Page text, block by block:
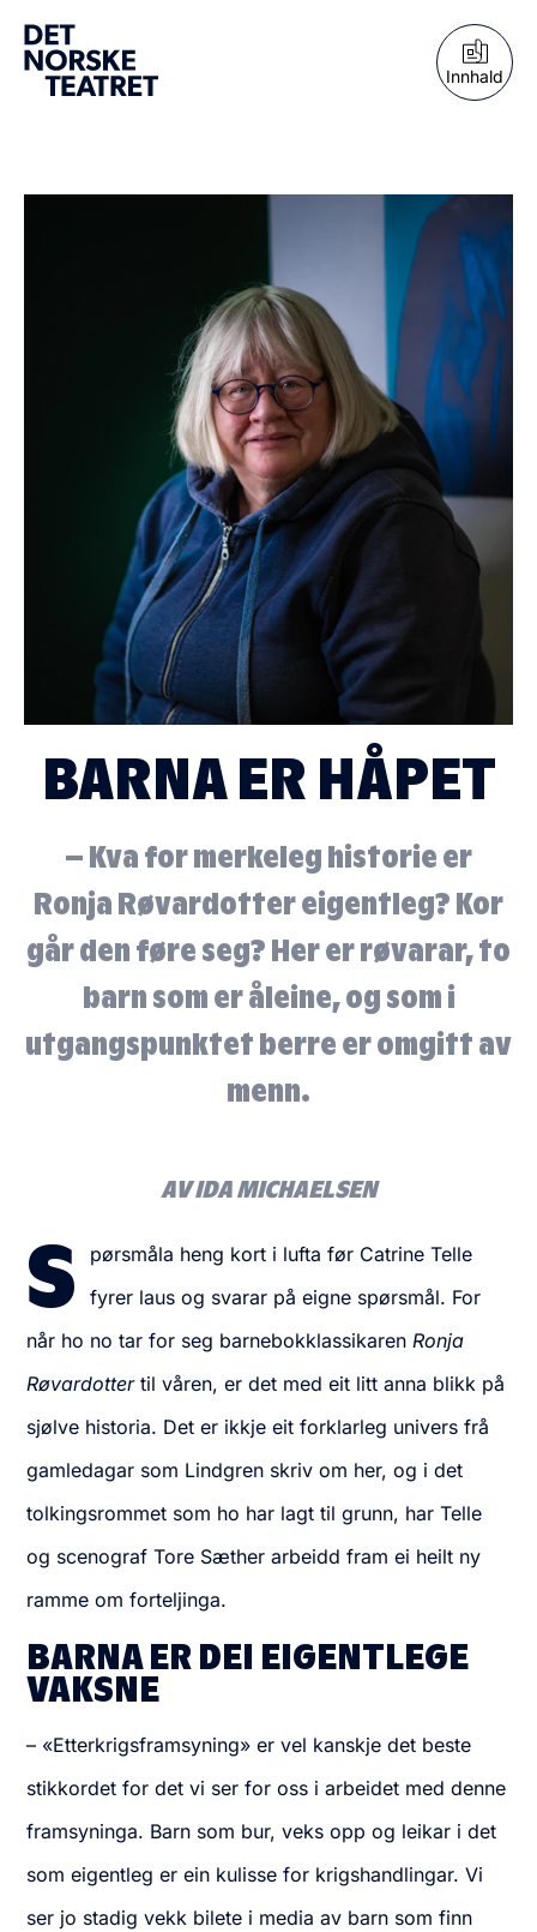
Innhald
BARNA ER HÅPET
– Kva for merkeleg historie er
Ronja Røvardotter eigentleg? Kor
går den føre seg? Her er røvarar, to
barn som er åleine, og som i
utgangspunktet berre er omgitt av
menn.
AV IDA MICHAELSEN
S
pørsmåla heng kort i lufta før Catrine Telle
fyrer laus og svarar på eigne spørsmål. For
når ho no tar for seg barnebokklassikaren Ronja
Røvardottertil våren, er det med eit litt anna blikk på
sjølve historia. Det er ikkje eit forklarleg univers frå
gamledagar som Lindgren skriv om her, og i det
tolkingsrommet som ho har lagt til grunn, har Telle
og scenograf Tore Sæther arbeidd fram ei heilt ny
ramme om forteljinga.
BARNA ER DEI EIGENTLEGE
VAKSNE
– «Etterkrigsframsyning» er vel kanskje det beste
stikkordet for det vi ser for oss i arbeidet med denne
framsyninga. Barn som bur, veks opp og leikar i det
som eigentleg er ein kulisse for krigshandlingar. Vi
ser jo stadig vekk bilete i media av barn som finn